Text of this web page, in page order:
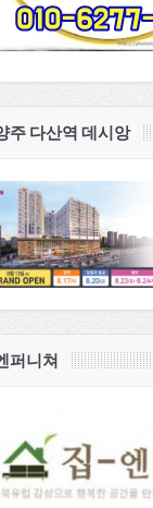
주 다산역 데시앙
퍼니쳐